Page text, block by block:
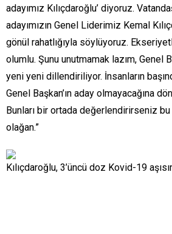
adayımız Kılıçdaroğlu’ diyoruz.
adayımızın Genel Liderimiz Kemal
gönül rahatlığıyla söylüyoruz.
olumlu. Şunu unutmamak lazım, Genel
yeni yeni dillendiriliyor. İnsanların
Genel Başkan’ın aday olmayacağına
Bunları bir ortada değerlendirirseniz bu
olağan.”
Kılıçdaroğlu, 3’üncü doz Kovid-19